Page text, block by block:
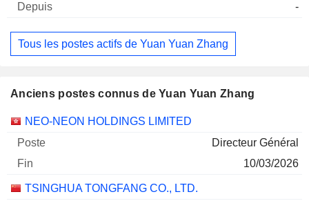
-
Tous les postes actifs de Yuan Yuan Zhang
Anciens postes connus de Yuan Yuan Zhang
Sociétés Poste Fin
NEO-NEON HOLDINGS LIMITED
Directeur Général
10/03/2026
TSINGHUA TONGFANG CO., LTD.